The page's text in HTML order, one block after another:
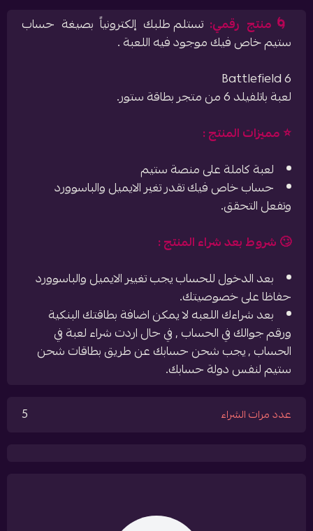
🌀منتج رقمي: تستلم طلبك إلكترونياً بصيغة حساب
ستيم خاص فيك موجود فيه اللعبة .
Battlefield 6
لعبة باتلفيلد 6 من متجر بطاقة ستور.
⭐️ مميزات المنتج :
لعبة كاملة على منصة ستيم
حساب خاص فيك تقدر تغير الايميل والباسوورد
وتفعل التحقق.
🙄 شروط بعد شراء المنتج :
بعد الدخول للحساب يجب تغيير الايميل والباسوورد
حفاظا على خصوصيتك.
بعد شراءك اللعبه لا يمكن اضافة بطاقتك البنكية
ورقم جوالك في الحساب , في حال اردت شراء لعبة في
الحساب , يجب شحن حسابك عن طريق بطاقات شحن
ستيم لنفس دولة حسابك.
عدد مرات الشراء 5